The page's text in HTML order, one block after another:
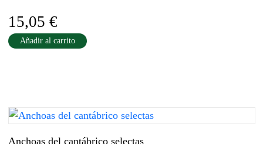
15,05 €
Añadir al carrito
Anchoas del cantábrico selectas